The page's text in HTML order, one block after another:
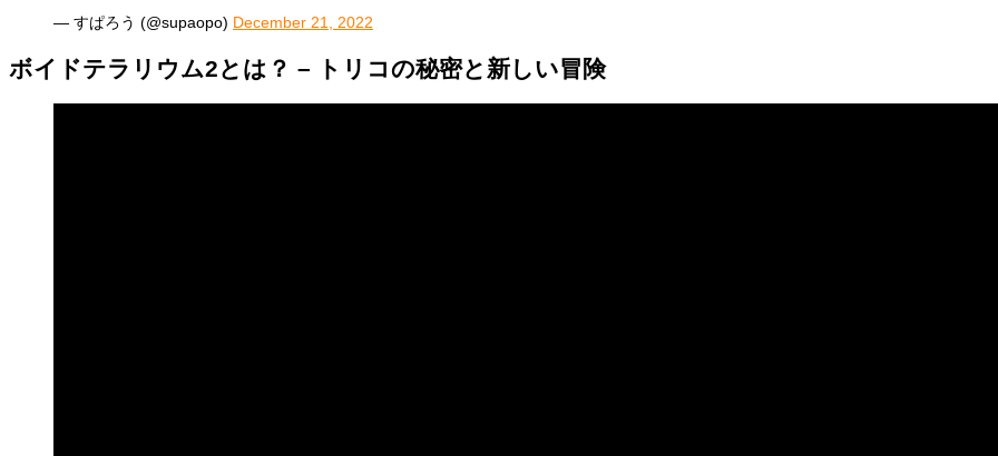
— すぱろう (@supaopo) December 21, 2022
ボイドテラリウム2とは？ – トリコの秘密と新しい冒険